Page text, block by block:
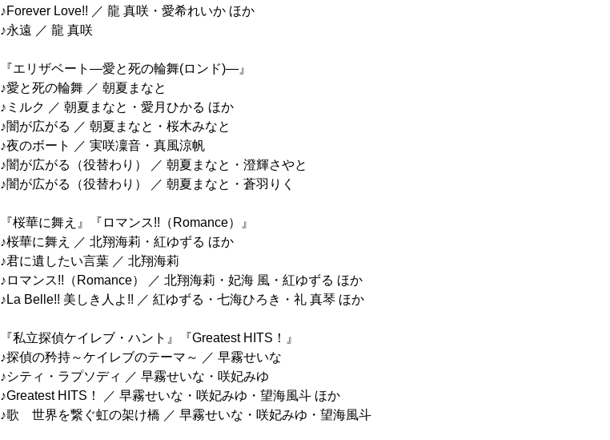
♪Forever Love!! ／ 龍 真咲・愛希れいか ほか
♪永遠 ／ 龍 真咲
『エリザベート―愛と死の輪舞(ロンド)―』
♪愛と死の輪舞 ／ 朝夏まなと
♪ミルク ／ 朝夏まなと・愛月ひかる ほか
♪闇が広がる ／ 朝夏まなと・桜木みなと
♪夜のボート ／ 実咲凜音・真風涼帆
♪闇が広がる（役替わり） ／ 朝夏まなと・澄輝さやと
♪闇が広がる（役替わり） ／ 朝夏まなと・蒼羽りく
『桜華に舞え』『ロマンス!!（Romance）』
♪桜華に舞え ／ 北翔海莉・紅ゆずる ほか
♪君に遺したい言葉 ／ 北翔海莉
♪ロマンス!!（Romance） ／ 北翔海莉・妃海 風・紅ゆずる ほか
♪La Belle!! 美しき人よ!! ／ 紅ゆずる・七海ひろき・礼 真琴 ほか
『私立探偵ケイレブ・ハント』『Greatest HITS！』
♪探偵の矜持～ケイレブのテーマ～ ／ 早霧せいな
♪シティ・ラプソディ ／ 早霧せいな・咲妃みゆ
♪Greatest HITS！ ／ 早霧せいな・咲妃みゆ・望海風斗 ほか
♪歌 世界を繋ぐ虹の架け橋 ／ 早霧せいな・咲妃みゆ・望海風斗